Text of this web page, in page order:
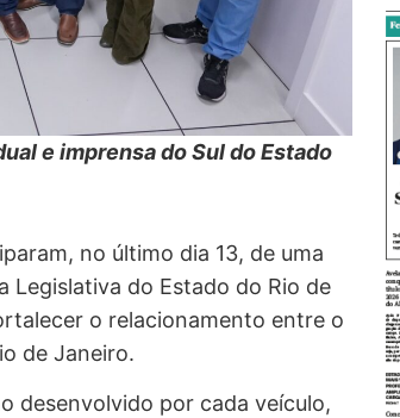
e imprensa do Sul do Estado
no último dia 13, de uma
Legislativa do Estado do Rio de
o relacionamento entre o
de Janeiro.
desenvolvido por cada veículo,